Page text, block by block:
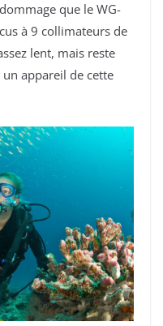
que le WG-
à 9 collimateurs de
lent, mais reste
appareil de cette